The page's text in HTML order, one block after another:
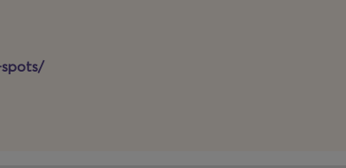
σας να ζήσει από κοντά αυτή την
spots/